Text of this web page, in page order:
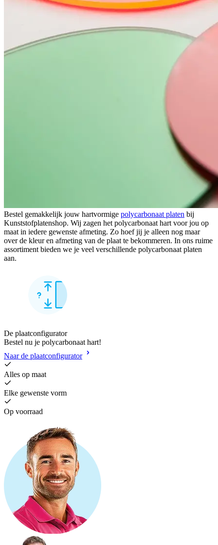
Bestel gemakkelijk jouw hartvormige polycarbonaat platen bij
Kunststofplatenshop. Wij zagen het polycarbonaat hart voor jou op
maat in iedere gewenste afmeting. Zo hoef jij je alleen nog maar
over de kleur en afmeting van de plaat te bekommeren. In ons ruime
assortiment bieden we je veel verschillende polycarbonaat platen
aan.
De plaatconfigurator
Bestel nu je polycarbonaat hart!
Naar de plaatconfigurator
Alles op maat
Elke gewenste vorm
Op voorraad